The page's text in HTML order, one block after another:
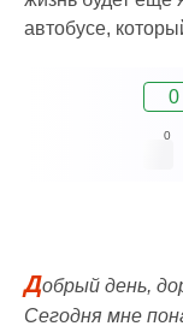
автобусе,
0
0
Добрый день,
Сегодня мне